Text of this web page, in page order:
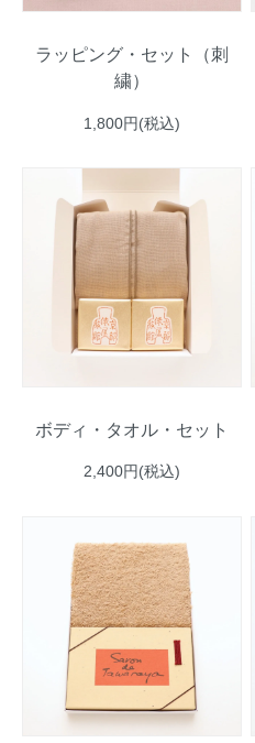
ラッピング・セット（刺
繍）
1,800円(税込)
ボディ・タオル・セット
2,400円(税込)